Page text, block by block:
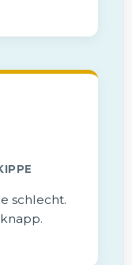
schlecht.